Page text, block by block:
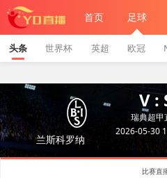
首页 足球
头条 世界杯 英超 欧冠
兰斯科罗纳
V :
瑞典超甲
2026-05-30
比赛直